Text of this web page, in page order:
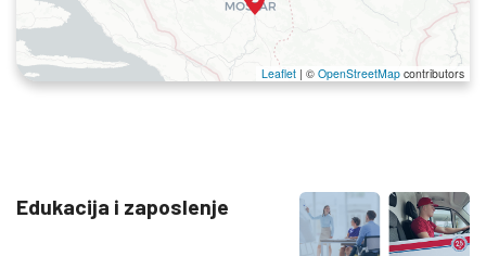
Leaflet | © OpenStreetMap contributors
Edukacija i zaposlenje